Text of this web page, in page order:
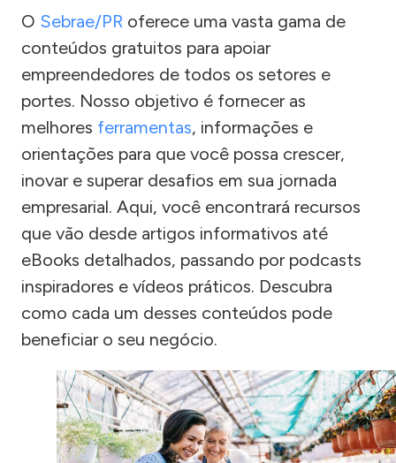
O Sebrae/PR oferece uma vasta gama de
conteúdos gratuitos para apoiar
empreendedores de todos os setores e
portes. Nosso objetivo é fornecer as
melhores ferramentas, informações e
orientações para que você possa crescer,
inovar e superar desafios em sua jornada
empresarial. Aqui, você encontrará recursos
que vão desde artigos informativos até
eBooks detalhados, passando por podcasts
inspiradores e vídeos práticos. Descubra
como cada um desses conteúdos pode
beneficiar o seu negócio.